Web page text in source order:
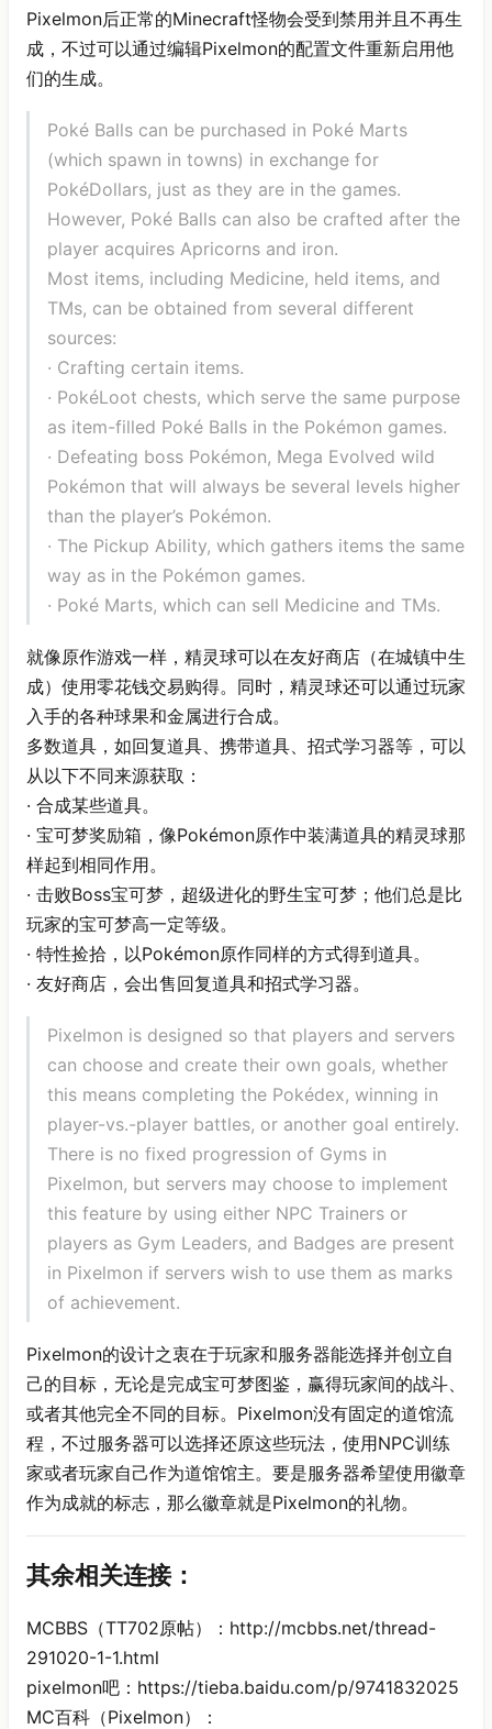
Pixelmon后正常的Minecraft怪物会受到禁用并且不再生
成，不过可以通过编辑Pixelmon的配置文件重新启用他
们的生成。
Poké Balls can be purchased in Poké Marts
(which spawn in towns) in exchange for
PokéDollars, just as they are in the games.
However, Poké Balls can also be crafted after the
player acquires Apricorns and iron.
Most items, including Medicine, held items, and
TMs, can be obtained from several different
sources:
· Crafting certain items.
· PokéLoot chests, which serve the same purpose
as item-filled Poké Balls in the Pokémon games.
· Defeating boss Pokémon, Mega Evolved wild
Pokémon that will always be several levels higher
than the player’s Pokémon.
· The Pickup Ability, which gathers items the same
way as in the Pokémon games.
· Poké Marts, which can sell Medicine and TMs.
就像原作游戏一样，精灵球可以在友好商店（在城镇中生
成）使用零花钱交易购得。同时，精灵球还可以通过玩家
入手的各种球果和金属进行合成。
多数道具，如回复道具、携带道具、招式学习器等，可以
从以下不同来源获取：
· 合成某些道具。
· 宝可梦奖励箱，像Pokémon原作中装满道具的精灵球那
样起到相同作用。
· 击败Boss宝可梦，超级进化的野生宝可梦；他们总是比
玩家的宝可梦高一定等级。
· 特性捡拾，以Pokémon原作同样的方式得到道具。
· 友好商店，会出售回复道具和招式学习器。
Pixelmon is designed so that players and servers
can choose and create their own goals, whether
this means completing the Pokédex, winning in
player-vs.-player battles, or another goal entirely.
There is no fixed progression of Gyms in
Pixelmon, but servers may choose to implement
this feature by using either NPC Trainers or
players as Gym Leaders, and Badges are present
in Pixelmon if servers wish to use them as marks
of achievement.
Pixelmon的设计之衷在于玩家和服务器能选择并创立自
己的目标，无论是完成宝可梦图鉴，赢得玩家间的战斗、
或者其他完全不同的目标。Pixelmon没有固定的道馆流
程，不过服务器可以选择还原这些玩法，使用NPC训练
家或者玩家自己作为道馆馆主。要是服务器希望使用徽章
作为成就的标志，那么徽章就是Pixelmon的礼物。
其余相关连接：
MCBBS（TT702原帖）：http://mcbbs.net/thread-
291020-1-1.html
pixelmon吧：https://tieba.baidu.com/p/9741832025
MC百科（Pixelmon）：